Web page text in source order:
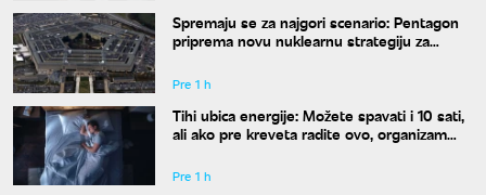
Spremaju se za najgori scenario: Pentagon
priprema novu nuklearnu strategiju za
Pre 1 h
Tihi ubica energije: Možete spavati i 10 sati,
ali ako pre kreveta radite ovo, organizam
Pre 1 h